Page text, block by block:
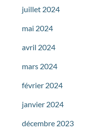
juillet 2024
mai 2024
avril 2024
mars 2024
février 2024
janvier 2024
décembre 2023